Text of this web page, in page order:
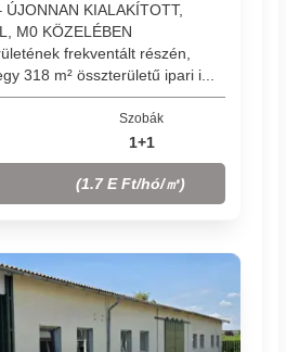
ÚJONNAN KIALAKÍTOTT,
M0 KÖZELÉBEN
frekventált részén,
318 m² összterületű ipari i...
Szobák
1+1
(1.7 E Ft/hó/㎡)